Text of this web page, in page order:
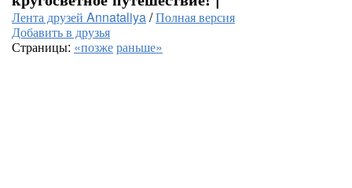
Лента друзей Annataliya/Полная версия
Добавить в друзья
Страницы: «позжераньше»